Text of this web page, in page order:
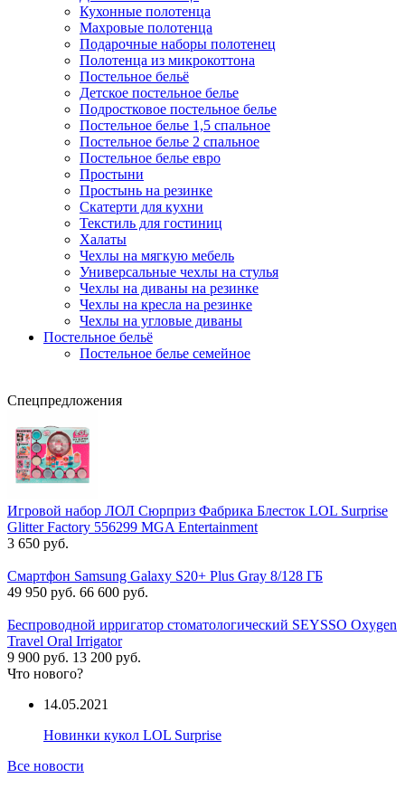
Кухонные полотенца
Махровые полотенца
Подарочные наборы полотенец
Полотенца из микрокоттона
Постельное бельё
Детское постельное белье
Подростковое постельное белье
Постельное белье 1,5 спальное
Постельное белье 2 спальное
Постельное белье евро
Простыни
Простынь на резинке
Скатерти для кухни
Текстиль для гостиниц
Халаты
Чехлы на мягкую мебель
Универсальные чехлы на стулья
Чехлы на диваны на резинке
Чехлы на кресла на резинке
Чехлы на угловые диваны
Постельное бельё
Постельное белье семейное
Спецпредложения
Игровой набор ЛОЛ Сюрприз Фабрика Блесток LOL Surprise
Glitter Factory 556299 MGA Entertainment
3 650 руб.
Смартфон Samsung Galaxy S20+ Plus Gray 8/128 ГБ
49 950 руб. 66 600 руб.
Беспроводной ирригатор стоматологический SEYSSO Oxygen
Travel Oral Irrigator
9 900 руб. 13 200 руб.
Что нового?
14.05.2021
Новинки кукол LOL Surprise
Все новости